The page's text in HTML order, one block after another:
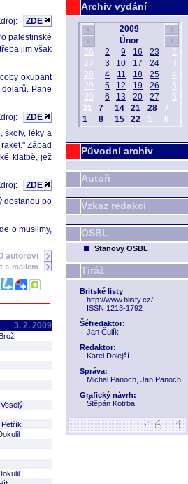
Archiv vydání
Původní archiv
Autoři
Vzkaz redakci
OSBL
Stanovy OSBL
Tiráž
Britské listy
http://www.blisty.cz/
ISSN 1213-1792
Šéfredaktor:
Jan Čulík
Redaktor:
Karel Dolejší
Správa:
Michal Panoch, Jan Panoch
Grafický návrh:
Štěpán Kotrba
ZDE
palestinské
jim však
okupant
Pane
ZDE
školy, léky a
Západ
klatbě, jež
ZDE
dostanou po
o muslimy,
autorovi
e-mailem
3. 2. 2009